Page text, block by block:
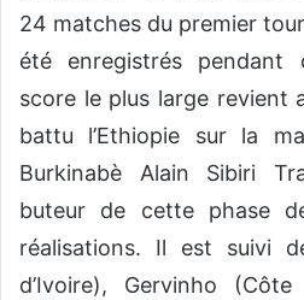
24 matches du premier
été enregistrés
score le plus large revient
battu l’Ethiopie sur la
Burkinabè Alain Sibiri
buteur de cette phase
réalisations. Il est suivi
d’Ivoire), Gervinho (Côte